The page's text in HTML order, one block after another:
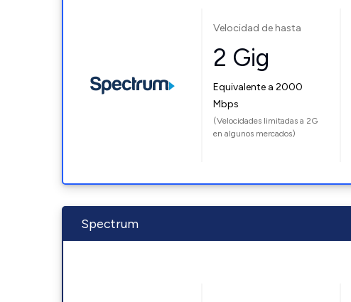
Velocidad de hasta
2 Gig
Equivalente a 2000
Mbps
(Velocidades limitadas a 2G
en algunos mercados)
Spectrum